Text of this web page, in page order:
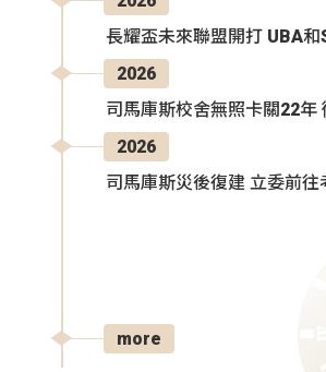
長耀盃未來聯盟開打 UBA和
2026
司馬庫斯校舍無照卡關22年
2026
司馬庫斯災後復建 立委前往
more